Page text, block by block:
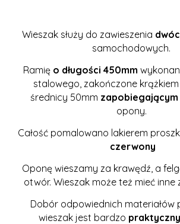
Wieszak służy do zawieszenia
samochodowych.
Ramię o długości 450mm
stalowego, zakończone
średnicy 50mm zapobiegającym
opony.
Całość pomalowano lakierem
czerwony
Oponę wieszamy za krawędź, a
otwór. Wieszak może też mieć inne
Dobór odpowiednich materiałów
wieszak jest bardzo